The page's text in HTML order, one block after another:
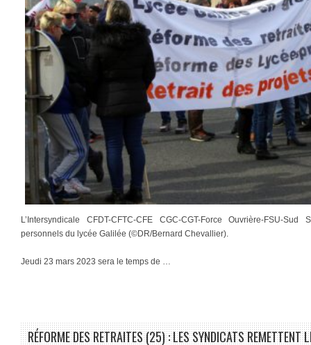
L’Intersyndicale CFDT-CFTC-CFE CGC-CGT-Force Ouvrière-FSU-
personnels du lycée Galilée (©DR/Bernard Chevallier).
Jeudi 23 mars 2023 sera le temps de …
RÉFORME DES RETRAITES (25) : LES SYNDICATS REMETTENT